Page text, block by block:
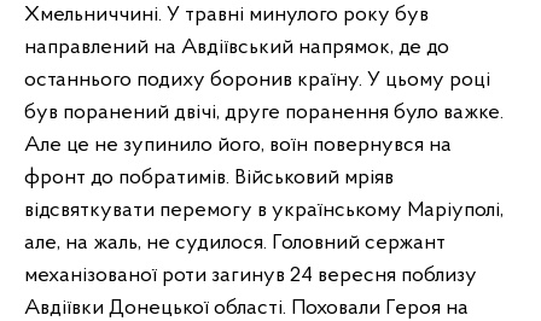
Хмельниччині. У травні минулого року був
направлений на Авдіївський напрямок, де до
останнього подиху боронив країну. У цьому році
був поранений двічі, друге поранення було важке.
Але це не зупинило його, воїн повернувся на
фронт до побратимів. Військовий мріяв
відсвяткувати перемогу в українському Маріуполі,
але, на жаль, не судилося. Головний сержант
механізованої роти загинув 24 вересня поблизу
Авдіївки Донецької області. Поховали Героя на